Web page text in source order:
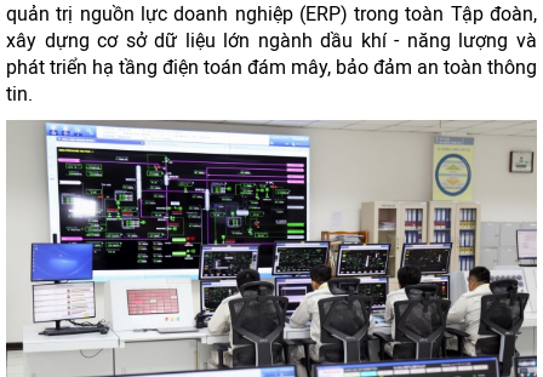
quản trị nguồn lực doanh nghiệp (ERP) trong toàn Tập đoàn,
xây dựng cơ sở dữ liệu lớn ngành dầu khí - năng lượng và
phát triển hạ tầng điện toán đám mây, bảo đảm an toàn thông
tin.